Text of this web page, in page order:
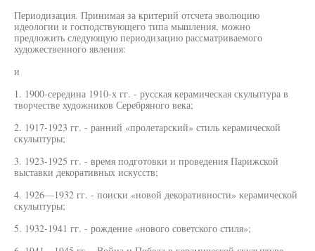
Периодизация. Принимая за критерий отсчета эволюцию
идеологии и господствующего типа мышления, можно
предложить следующую периодизацию рассматриваемого
художественного явления:
и
1. 1900-середина 1910-х гг. - русская керамическая скульптура в
творчестве художников Серебряного века;
2. 1917-1923 гг. - ранний «пролетарский» стиль керамической
скульптуры;
3. 1923-1925 гг. - время подготовки и проведения Парижской
выставки декоративных искусств;
4. 1926—1932 гг. - поиски «новой декоративности» керамической
скульптуры;
5. 1932-1941 гг. - рождение «нового советского стиля»;